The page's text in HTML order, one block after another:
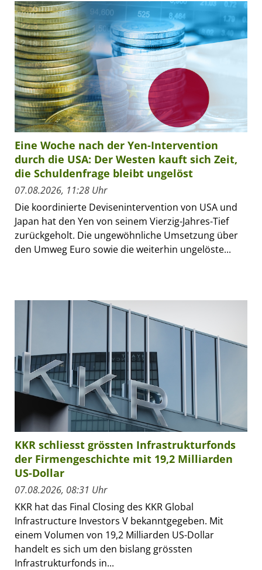
Eine Woche nach der Yen-Intervention
durch die USA: Der Westen kauft sich Zeit,
die Schuldenfrage bleibt ungelöst
07.08.2026, 11:28 Uhr
Die koordinierte Devisenintervention von USA und
Japan hat den Yen von seinem Vierzig-Jahres-Tief
zurückgeholt. Die ungewöhnliche Umsetzung über
den Umweg Euro sowie die weiterhin ungelöste...
KKR schliesst grössten Infrastrukturfonds
der Firmengeschichte mit 19,2 Milliarden
US-Dollar
07.08.2026, 08:31 Uhr
KKR hat das Final Closing des KKR Global
Infrastructure Investors V bekanntgegeben. Mit
einem Volumen von 19,2 Milliarden US-Dollar
handelt es sich um den bislang grössten
Infrastrukturfonds in...